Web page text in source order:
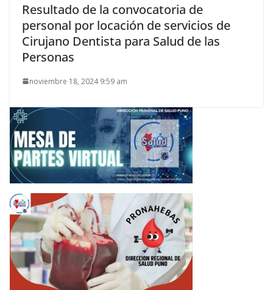
Resultado de la convocatoria de
personal por locación de servicios de
Cirujano Dentista para Salud de las
Personas
noviembre 18, 2024 9:59 am